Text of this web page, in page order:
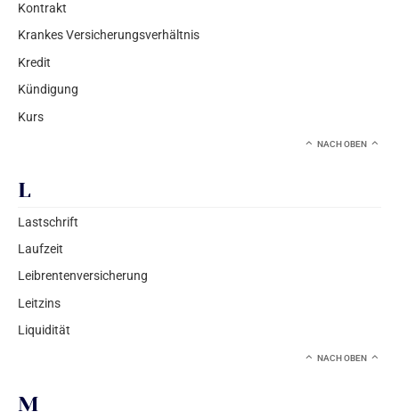
Kontrakt
Krankes Versicherungsverhältnis
Kredit
Kündigung
Kurs
NACH OBEN
L
Lastschrift
Laufzeit
Leibrentenversicherung
Leitzins
Liquidität
NACH OBEN
M